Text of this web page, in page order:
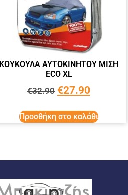
ΚΟΥΚΟΥΛΑ ΑΥΤΟΚΙΝΗΤΟΥ ΜΙΣΗ
ECO XL
€32.90 €27.90
Προσθήκη στο καλάθι